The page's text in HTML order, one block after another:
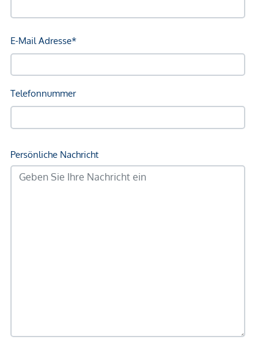
*Der Vertrag kommt nicht mit der INFINA Credit Broker
Immobilienunternehmen angeboten. Allfällige aus dem
Vertragsabschluss resultierende Rechte sind ausschließlich
gegenüber dem anbietenden Immobilienunternehmen
unverbindliche Vorabinformationen sind und daher ohne
Gewähr erfolgen. Der Vermittler ist als Doppelmakler tätig.